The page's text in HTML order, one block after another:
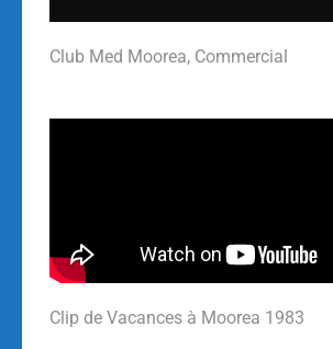
Club Med Moorea, Commercial
Clip de Vacances à Moorea 1983